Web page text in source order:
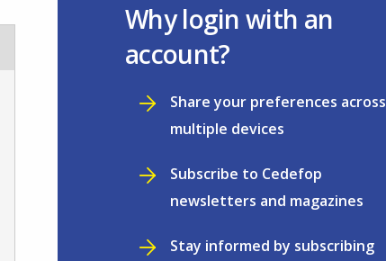
Why login with an
account?
Share your preferences across
multiple devices
Subscribe to Cedefop
newsletters and magazines
Stay informed by subscribing